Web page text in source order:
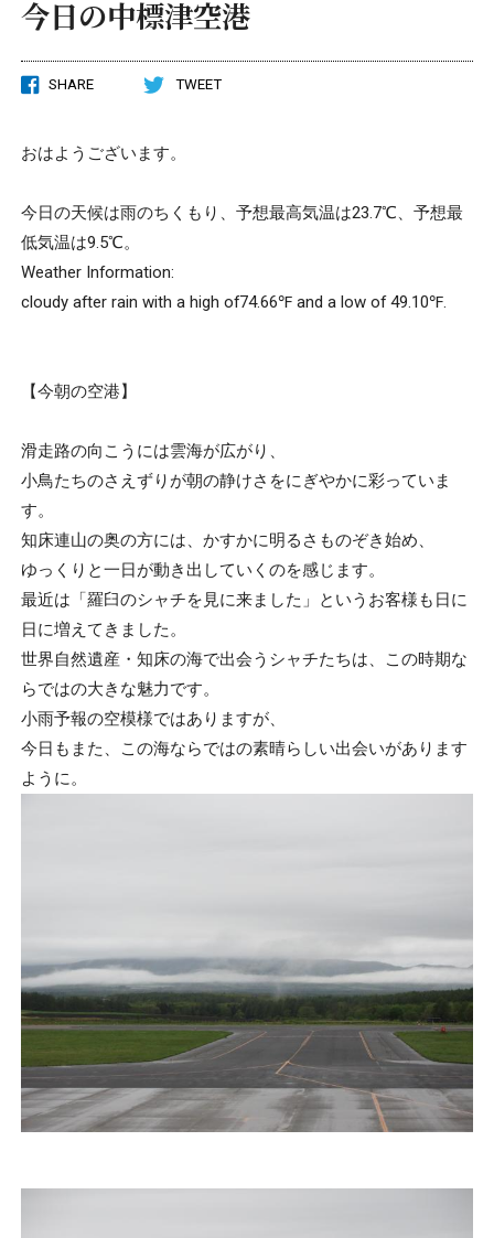
今日の中標津空港
SHARE TWEET
おはようございます。
今日の天候は雨のちくもり、予想最高気温は23.7℃、予想最
低気温は9.5℃。
Weather Information:
cloudy after rain with a high of74.66℉ and a low of 49.10℉.
【今朝の空港】
滑走路の向こうには雲海が広がり、
小鳥たちのさえずりが朝の静けさをにぎやかに彩っていま
す。
知床連山の奥の方には、かすかに明るさものぞき始め、
ゆっくりと一日が動き出していくのを感じます。
最近は「羅臼のシャチを見に来ました」というお客様も日に
日に増えてきました。
世界自然遺産・知床の海で出会うシャチたちは、この時期な
らではの大きな魅力です。
小雨予報の空模様ではありますが、
今日もまた、この海ならではの素晴らしい出会いがあります
ように。